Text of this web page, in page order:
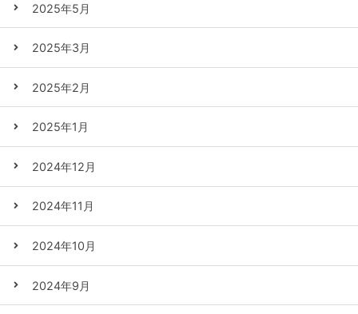
2025年5月
2025年3月
2025年2月
2025年1月
2024年12月
2024年11月
2024年10月
2024年9月